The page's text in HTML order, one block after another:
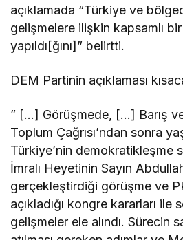
açıklamada “Türkiye ve
gelişmelere ilişkin kapsamlı
yapıldı[ğını]” belirtti.
DEM Partinin açıklaması
” […] Görüşmede, […] Barış
Toplum Çağrısı’ndan sonra
Türkiye’nin demokratikleşme
İmralı Heyetinin Sayın
gerçekleştirdiği görüşme ve
açıkladığı kongre kararları ile
gelişmeler ele alındı. Sürecin